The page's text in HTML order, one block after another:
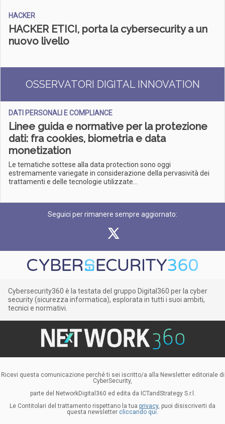
HACKER
HACKER ETICI, porta la cybersecurity a un
nuovo livello
OSSERVATORI DIGITAL INNOVATION
DATI PERSONALI E COMPLIANCE
Linee guida e normative per la protezione
dati: fra cookies, biometria e data
monetization
Le tematiche sottese alla data protection sono oggi
estremamente variegate in considerazione della pervasività dei
trattamenti e delle tecnologie utilizzate...
Seguici per rimanere sempre aggiornato:
Cybersecurity360 è la testata del gruppo Digital360 per la cyber
security (sicurezza informatica), esplorata in tutti i suoi ambiti,
tecnici e normativi.
Ricevi questa comunicazione perché ti sei iscritto/a alla Newsletter editoriale di
CyberSecurity,
parte del NetworkDigital360 ed edita da ICTandStrategy S.r.l.
Le Contitolari del trattamento rispettano la tua privacy, puoi disiscriverti da
questa newsletter cliccando qui.